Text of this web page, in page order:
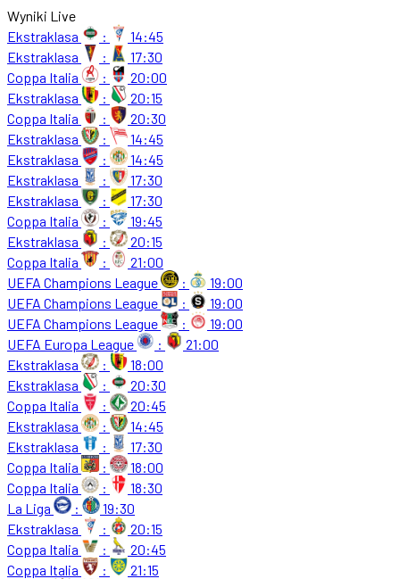
Wyniki Live
Ekstraklasa
:
14:45
Ekstraklasa
:
17:30
Coppa Italia
:
20:00
Ekstraklasa
:
20:15
Coppa Italia
:
20:30
Ekstraklasa
:
14:45
Ekstraklasa
:
14:45
Ekstraklasa
:
17:30
Ekstraklasa
:
17:30
Coppa Italia
:
19:45
Ekstraklasa
:
20:15
Coppa Italia
:
21:00
UEFA Champions League
:
19:00
UEFA Champions League
:
19:00
UEFA Champions League
:
19:00
UEFA Europa League
:
21:00
Ekstraklasa
:
18:00
Ekstraklasa
:
20:30
Coppa Italia
:
20:45
Ekstraklasa
:
14:45
Ekstraklasa
:
17:30
Coppa Italia
:
18:00
Coppa Italia
:
18:30
La Liga
:
19:30
Ekstraklasa
:
20:15
Coppa Italia
:
20:45
Coppa Italia
:
21:15